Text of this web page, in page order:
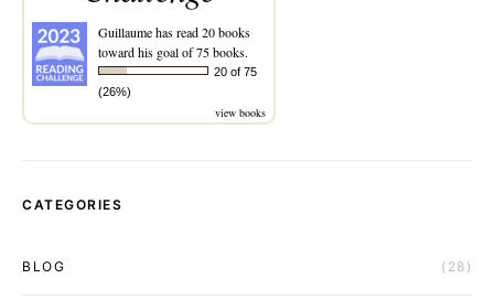
Guillaumehas read 20 books
toward his goal of 75 books.
20 of 75
(26%)
view books
CATEGORIES
BLOG (28)